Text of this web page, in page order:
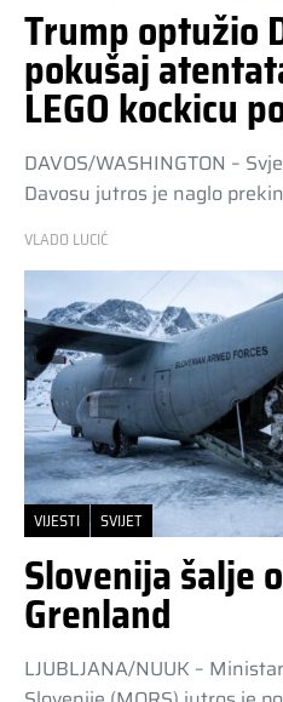
Trump optužio
pokušaj
LEGO kockicu
DAVOS/WASHINGTON –
Davosu jutros je naglo
VLADO LUCIĆ
VIJESTI SVIJET
Slovenija šalje
Grenland
LJUBLJANA/NUUK –